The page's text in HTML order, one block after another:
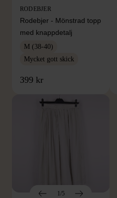
RODEBJER
Rodebjer - Mönstrad topp
med knappdetalj
M (38-40)
Mycket gott skick
399 kr
1/5